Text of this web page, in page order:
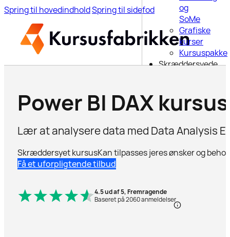
Spring til hovedindholdSpring til sidefod
og
SoMe
Grafiske
kurser
Kursuspakke
Skræddersyede
uddannelse
Webinar
Om os
Power BI DAX kursus
Lær at analysere data med Data Analysis
Skræddersyet kursusKan tilpasses jeres ønsker og behov
Få et uforpligtende tilbud
4.5 ud af 5, Fremragende
Baseret på 2060 anmeldelser